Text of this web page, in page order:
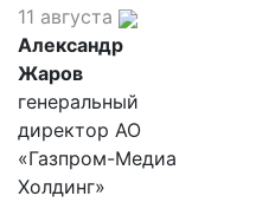
11 августа
Александр
Жаров
генеральный
директор АО
«Газпром-Медиа
Холдинг»